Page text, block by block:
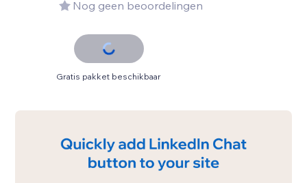
Nog geen beoordelingen
Gratis pakket beschikbaar